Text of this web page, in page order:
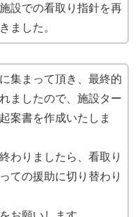
設での看取り指針を再
ました。
集まって頂き、最終的
ましたので、施設ター
案書を作成いたしま
わりましたら、看取り
ての援助に切り替わり